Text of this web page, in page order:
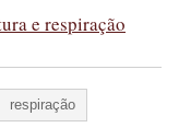
e respiração
respiração